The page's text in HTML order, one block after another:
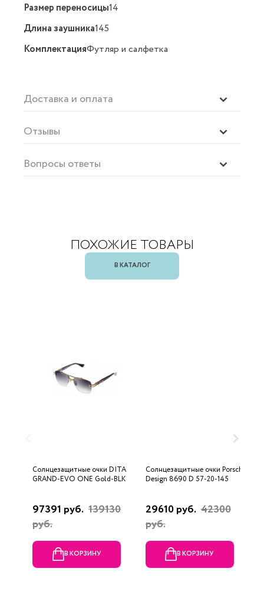
Размер переносицы14
Длина заушника145
КомплектацияФутляр и салфетка
Доставка и оплата
Отзывы
Вопросы ответы
ПОХОЖИЕ ТОВАРЫ
В КАТАЛОГ
Солнцезащитные очки DITA
GRAND-EVO ONE Gold-BLK
97391 руб. 139130
руб.
В КОРЗИНУ
Солнцезащитные очки Porsche
Design 8690 D 57-20-145
29610 руб. 42300
руб.
В КОРЗИНУ